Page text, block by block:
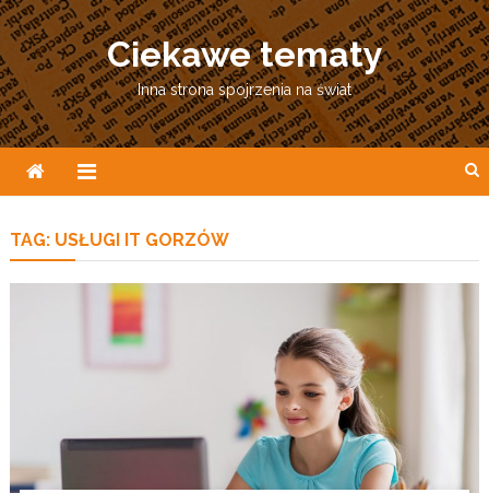
Skip
to
content
Ciekawe tematy
Inna strona spojrzenia na świat
TAG: USŁUGI IT GORZÓW